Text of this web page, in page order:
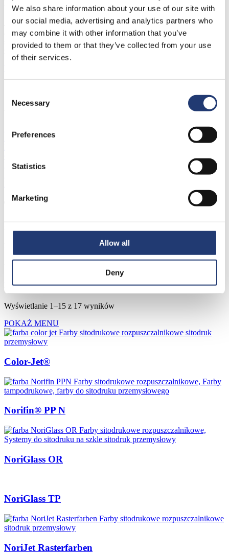
We also share information about your use of our site with
our social media, advertising and analytics partners who
may combine it with other information that you’ve
provided to them or that they’ve collected from your use
of their services.
Selection
Necessary
Preferences
Statistics
Marketing
Allow all
Deny
NoriPUR®
Jedno- lub dwuskładnikowa farba sitodrukowa do PVC,
aktywowanych folii poliestrowych i poliolefin, akryli, poliwęglanu,
skóry, drewna, metalu, papieru, kartonu i tektury (NoriPUR
zastępuje PUR®-ZK)
Do pobrania
Auxilliaries-Thinners for solvent-based screen pr
Proell-Color-Information-Solvent-based-Basic-Colo
Tabela właściwości
może się nadawać
Farby sitodrukowe
rozpuszczalnikowe
Wyświetlanie 1–15 z 17 wyników
POKAŻ MENU
Color-Jet®
Norifin® PP N
NoriGlass OR
NoriGlass TP
NoriJet Rasterfarben